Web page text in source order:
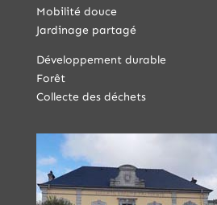
Mobilité douce
Jardinage partagé
Développement durable
Forêt
Collecte des déchets